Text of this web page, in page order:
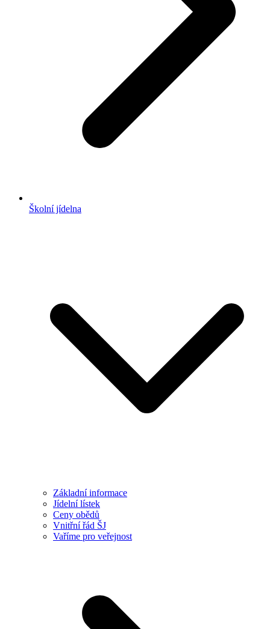
Školní jídelna
Základní informace
Jídelní lístek
Ceny obědů
Vnitřní řád ŠJ
Vaříme pro veřejnost